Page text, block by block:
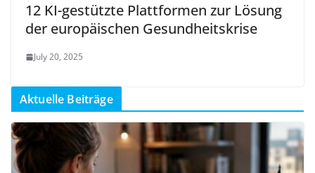
12 KI-gestützte Plattformen zur Lösung
der europäischen Gesundheitskrise
July 20, 2025
Aktuelle Beiträge